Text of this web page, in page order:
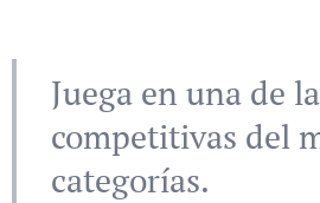
Juega en una de
competitivas del
categorías.